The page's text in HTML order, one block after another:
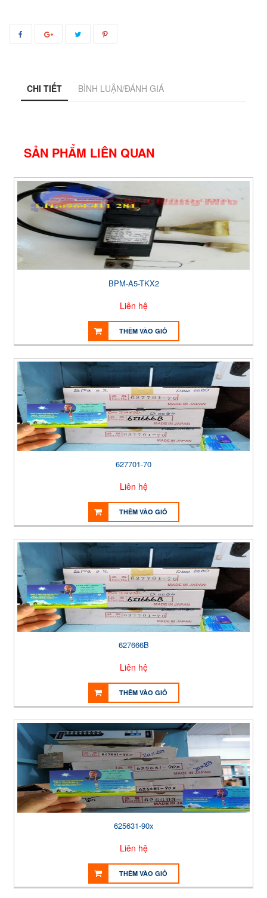
CHI TIẾT BÌNH LUẬN/ĐÁNH GIÁ
SẢN PHẨM LIÊN QUAN
BPM-A5-TKX2
Liên hệ
THÊM VÀO GIỎ
627701-70
Liên hệ
THÊM VÀO GIỎ
627666B
Liên hệ
THÊM VÀO GIỎ
625631-90x
Liên hệ
THÊM VÀO GIỎ